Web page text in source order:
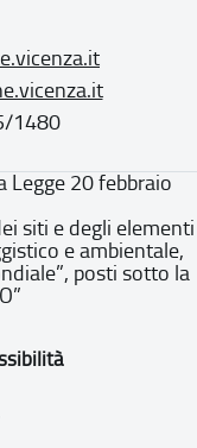
1480
Legge 20 febbraio
siti e degli elementi
e ambientale,
posti sotto la